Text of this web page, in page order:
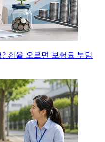
환율 오르면 보험료 부담